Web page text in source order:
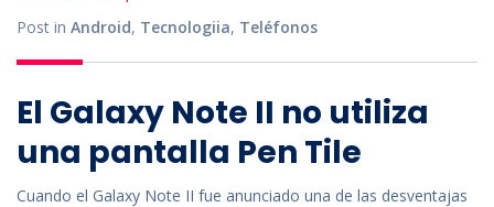
Post in Android, Tecnologiia, Teléfonos
El Galaxy Note II no utiliza
una pantalla Pen Tile
Cuando el Galaxy Note II fue anunciado una de las desventajas